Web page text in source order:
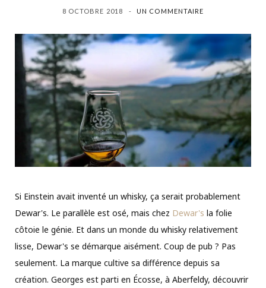
8 OCTOBRE 2018 UN COMMENTAIRE
Si Einstein avait inventé un whisky, ça serait probablement
Dewar's. Le parallèle est osé, mais chez Dewar's la folie
côtoie le génie. Et dans un monde du whisky relativement
lisse, Dewar's se démarque aisément. Coup de pub ? Pas
seulement. La marque cultive sa différence depuis sa
création. Georges est parti en Écosse, à Aberfeldy, découvrir